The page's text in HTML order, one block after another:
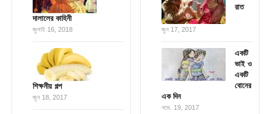
দালালের কাহিনী
জুলাই 16, 2018
শিক্ষনীয় গল্প
জুন 18, 2017
রাত
জুন 17, 2017
একটি
ভাই ও
একটি
বোনের
এক দিন
নভে. 19, 2017